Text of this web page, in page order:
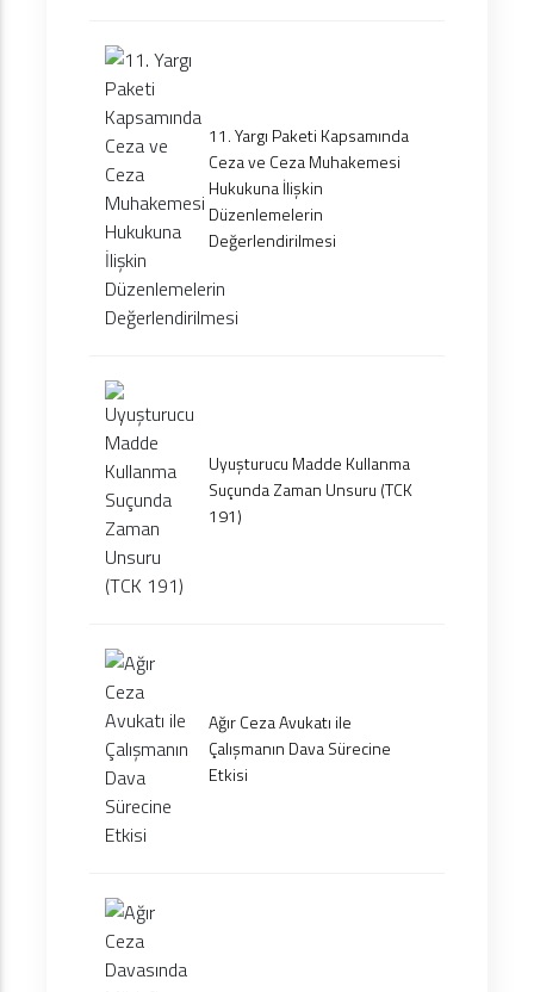
11. Yargı Paketi Kapsamında
Ceza ve Ceza Muhakemesi
Hukukuna İlişkin
Düzenlemelerin
Değerlendirilmesi
Uyuşturucu Madde Kullanma
Suçunda Zaman Unsuru (TCK
191)
Ağır Ceza Avukatı ile
Çalışmanın Dava Sürecine
Etkisi